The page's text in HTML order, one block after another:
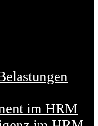
im HRM